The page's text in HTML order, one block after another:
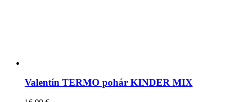
Valentín TERMO pohár KINDER MIX